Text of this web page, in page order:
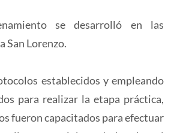
se desarrolló en las
San Lorenzo.
establecidos y empleando
para realizar la etapa práctica,
fueron capacitados para efectuar